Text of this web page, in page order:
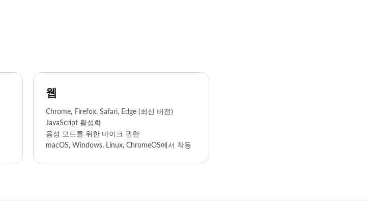
웹
Chrome, Firefox, Safari, Edge (최신 버전)
JavaScript 활성화
음성 모드를 위한 마이크 권한
macOS, Windows, Linux, ChromeOS에서 작동